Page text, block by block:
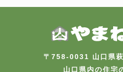
〒758-0031 山口県
山口県内の住宅